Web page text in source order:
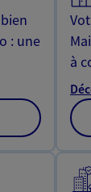
: une
à